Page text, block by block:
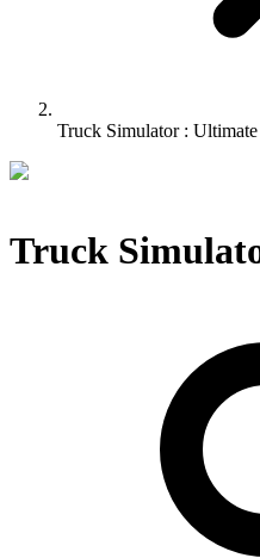
Truck Simulator : Ultimate
Truck